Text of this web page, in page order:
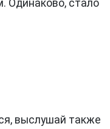
Одинаково, стало
выслушай также